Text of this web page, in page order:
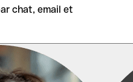
chat, email et